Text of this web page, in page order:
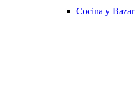
Cocina y Bazar